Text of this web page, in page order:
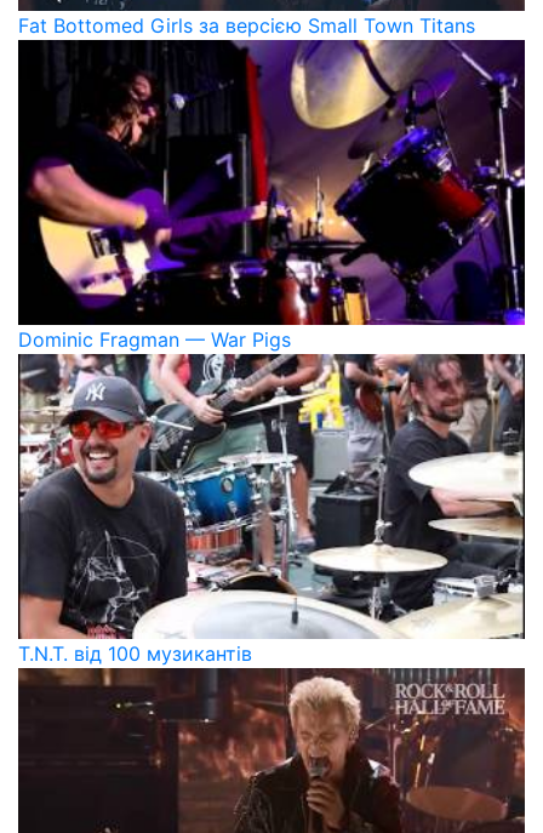
Fat Bottomed Girls за версією Small Town Titans
Dominic Fragman — War Pigs
T.N.T. від 100 музикантів